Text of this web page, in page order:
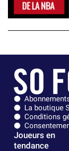
La boutique
Conditions
Joueurs en
tendance